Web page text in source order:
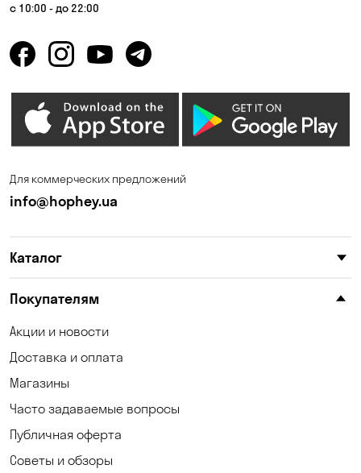
с 10:00 - до 22:00
Для коммерческих предложений
info@hophey.ua
Каталог
Покупателям
Акции и новости
Доставка и оплата
Магазины
Часто задаваемые вопросы
Публичная оферта
Советы и обзоры